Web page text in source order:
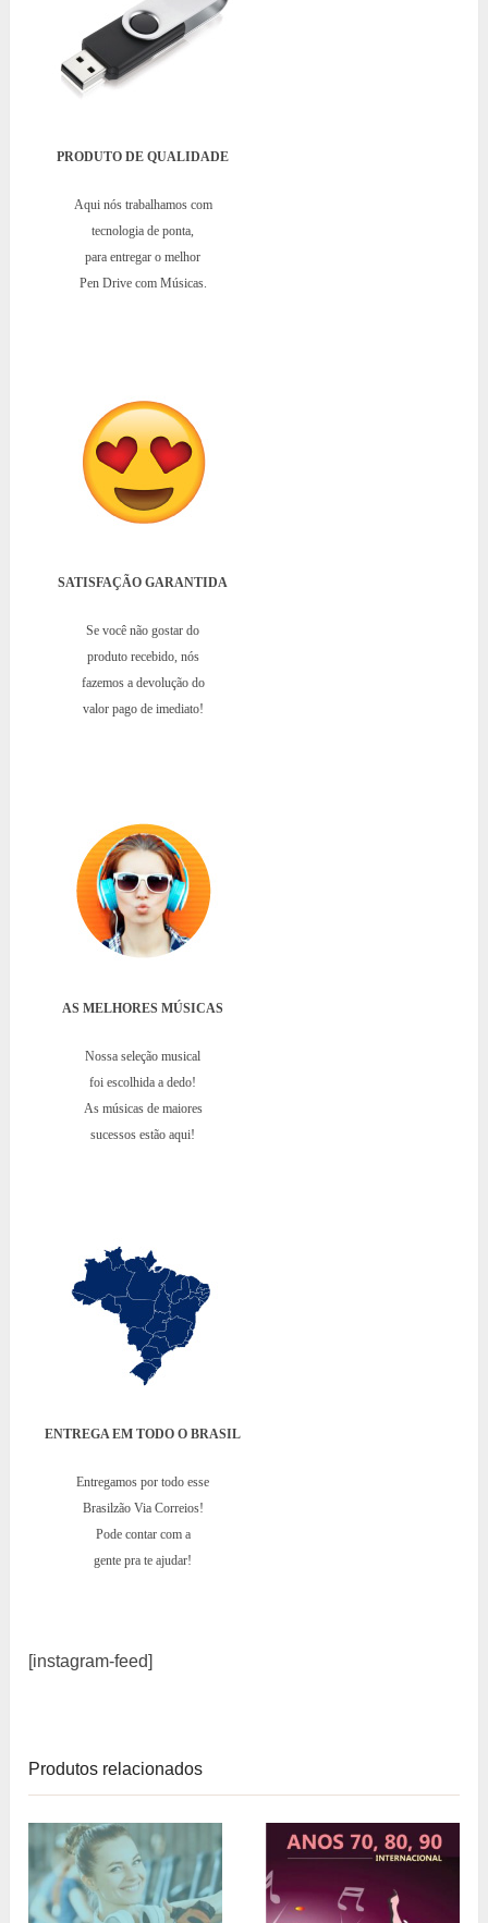
PRODUTO DE QUALIDADE
Aqui nós trabalhamos com
tecnologia de ponta,
para entregar o melhor
Pen Drive com Músicas.
SATISFAÇÃO GARANTIDA
Se você não gostar do
produto recebido, nós
fazemos a devolução do
valor pago de imediato!
AS MELHORES MÚSICAS
Nossa seleção musical
foi escolhida a dedo!
As músicas de maiores
sucessos estão aqui!
ENTREGA EM TODO O BRASIL
Entregamos por todo esse
Brasilzão Via Correios!
Pode contar com a
gente pra te ajudar!
[instagram-feed]
Produtos relacionados